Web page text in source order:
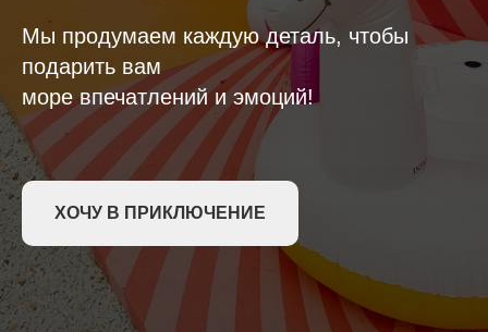
Мы продумаем каждую деталь, чтобы
подарить вам
море впечатлений и эмоций!
ХОЧУ В ПРИКЛЮЧЕНИЕ